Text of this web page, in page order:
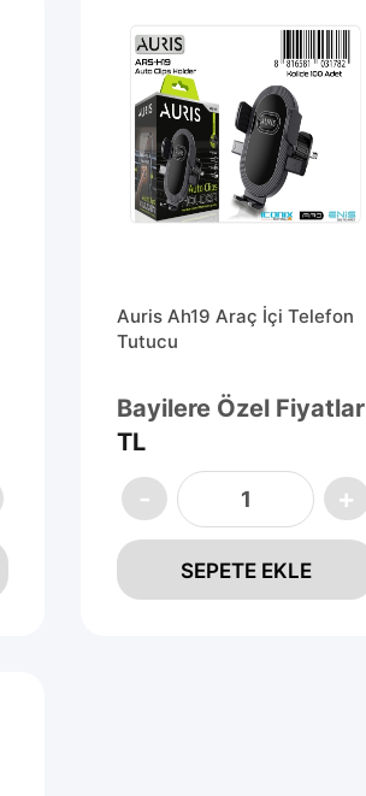
Auris Ah19 Araç İçi Telefon
Tutucu
Bayilere Özel Fiyatlar
TL
SEPETE EKLE